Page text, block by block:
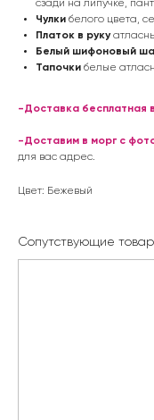
сзади на липучке,
Чулки белого цвета,
Платок в руку
Белый шифоновый
Тапочки белые
-Доставка бесплатная
-Доставим в морг с
для вас адрес.
Цвет: Бежевый
Сопутствующие